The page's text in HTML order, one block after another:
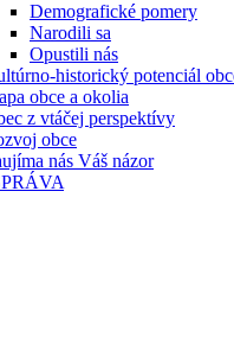
Demografické pomery
Narodili sa
Opustili nás
historický potenciál
obce a okolia
z vtáčej perspektívy
obce
nás Váš názor